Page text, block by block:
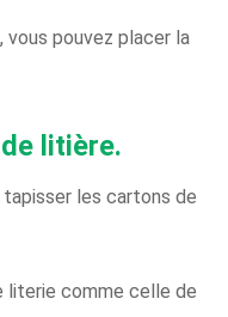
vous pouvez placer la
litière.
tapisser les cartons de
literie comme celle de